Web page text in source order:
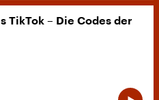
TikTok – Die Codes der